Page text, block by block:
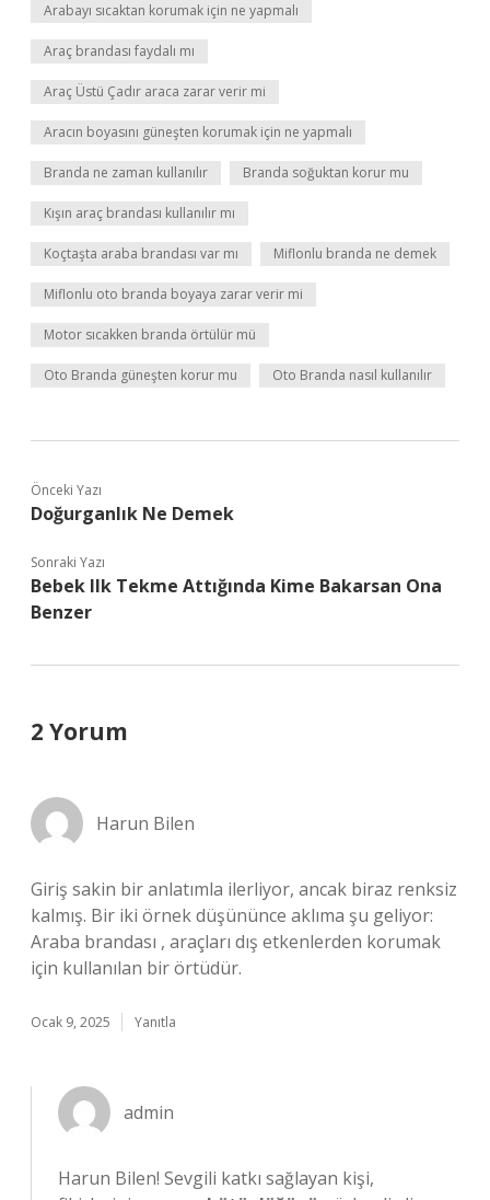
Arabayı sıcaktan korumak için ne yapmalı
Araç brandası faydalı mı
Araç Üstü Çadır araca zarar verir mi
Aracın boyasını güneşten korumak için ne yapmalı
Branda ne zaman kullanılır Branda soğuktan korur mu
Kışın araç brandası kullanılır mı
Koçtaşta araba brandası var mı Miflonlu branda ne demek
Miflonlu oto branda boyaya zarar verir mi
Motor sıcakken branda örtülür mü
Oto Branda güneşten korur mu Oto Branda nasıl kullanılır
Önceki Yazı
Doğurganlık Ne Demek
Sonraki Yazı
Bebek Ilk Tekme Attığında Kime Bakarsan Ona
Benzer
2 Yorum
Harun Bilen
Giriş sakin bir anlatımla ilerliyor, ancak biraz renksiz
kalmış. Bir iki örnek düşününce aklıma şu geliyor:
Araba brandası , araçları dış etkenlerden korumak
için kullanılan bir örtüdür.
Ocak 9, 2025 Yanıtla
admin
Harun Bilen! Sevgili katkı sağlayan kişi,